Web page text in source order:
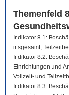
Themenfeld
Indikator 8.1:
insgesamt,
Indikator 8.2:
Einrichtungen und
Vollzeit- und
Indikator 8.3: